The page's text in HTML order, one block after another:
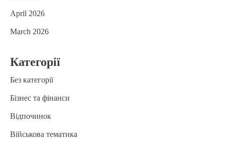
April 2026
March 2026
Категорії
Без категорії
Бізнес та фінанси
Відпочинок
Військова тематика